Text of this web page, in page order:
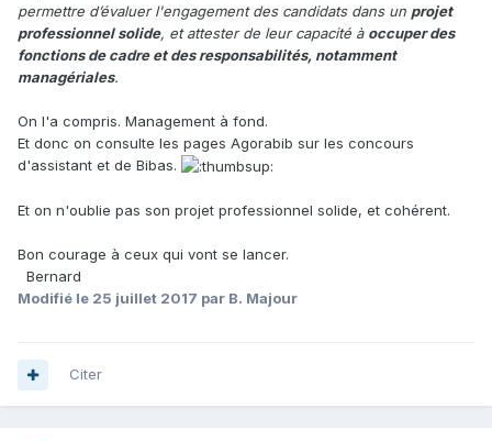
permettre d’évaluer l'engagement des candidats dans un projet
professionnel solide, et attester de leur capacité à occuper des
fonctions de cadre et des responsabilités, notamment
managériales.
On l'a compris. Management à fond.
Et donc on consulte les pages Agorabib sur les concours
d'assistant et de Bibas.
Et on n'oublie pas son projet professionnel solide, et cohérent.
Bon courage à ceux qui vont se lancer.
Bernard
Modifié le 25 juillet 2017 par B. Majour
Citer